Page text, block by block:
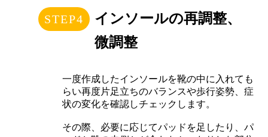
インソールの再調整、
微調整
一度作成したインソールを靴の中に入れても
らい再度片足立ちのバランスや歩行姿勢、症
状の変化を確認しチェックします。
その際、必要に応じてパッドを足したり、パ